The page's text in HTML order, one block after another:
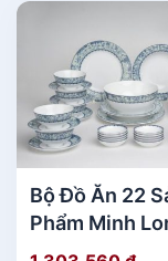
Tô sứ Minh
được chạm
Long lành
Bộ Đồ Ăn 22
Phẩm Minh
Jasmine Vinh